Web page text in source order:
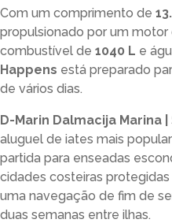
Com um comprimento de
propulsionado por um motor
combustível de 1040 L e
Happens está preparado
de vários dias.
D-Marin Dalmacija Marina |
aluguel de iates mais
partida para enseadas
cidades costeiras protegidas
uma navegação de fim de
duas semanas entre ilhas.